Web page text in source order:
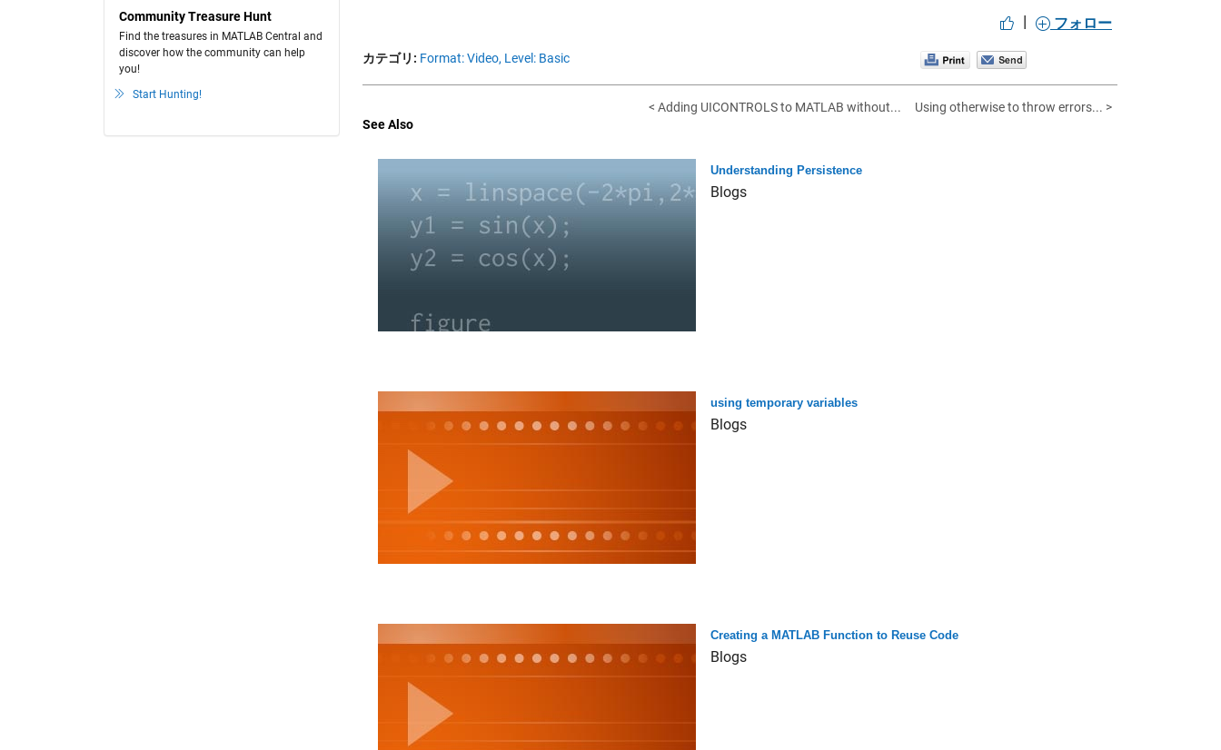
Community Treasure Hunt
Find the treasures in MATLAB Central and
discover how the community can help
you!
Start Hunting!
| フォロー
カテゴリ: Format: Video, Level: Basic
< Adding UICONTROLS to MATLAB without...
Using otherwise to throw errors... >
See Also
Understanding Persistence
Blogs
using temporary variables
Blogs
Creating a MATLAB Function to Reuse Code
Blogs